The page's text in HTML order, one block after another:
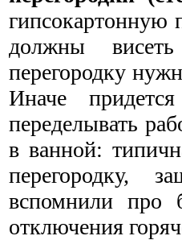
гипсокартонную
должны
перегородку
Иначе
переделывать
в ванной:
перегородку,
вспомнили про
отключения